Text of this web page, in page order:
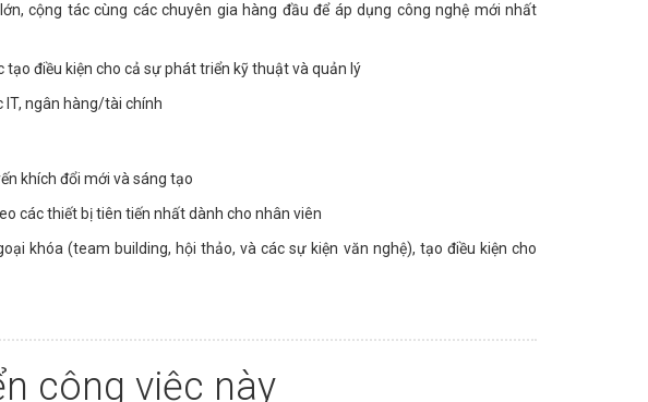
cộng tác cùng các chuyên gia hàng đầu để áp dụng công nghệ mới nhất
tạo điều kiện cho cả sự phát triển kỹ thuật và quản lý
IT, ngân hàng/tài chính
khích đổi mới và sáng tạo
các thiết bị tiên tiến nhất dành cho nhân viên
khóa (team building, hội thảo, và các sự kiện văn nghệ), tạo điều kiện cho
công việc này